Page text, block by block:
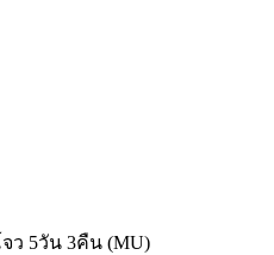
ว 5วัน 3คืน (MU)